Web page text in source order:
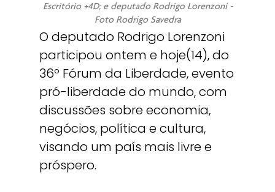
Escritório +4D; e deputado Rodrigo Lorenzoni -
Foto Rodrigo Savedra
O deputado Rodrigo Lorenzoni
participou ontem e hoje(14), do
36º Fórum da Liberdade, evento
pró-liberdade do mundo, com
discussões sobre economia,
negócios, política e cultura,
visando um país mais livre e
próspero.